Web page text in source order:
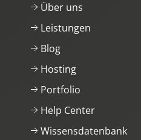
Über uns
Leistungen
Blog
Hosting
Portfolio
Help Center
Wissensdatenbank